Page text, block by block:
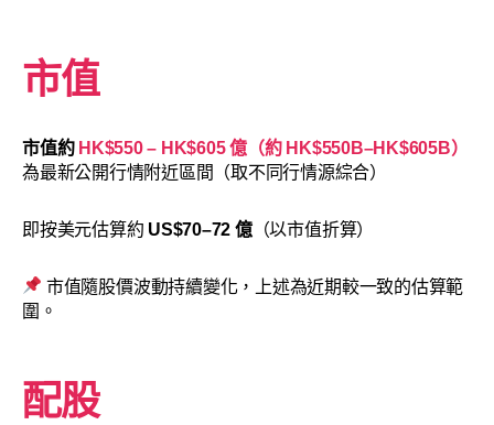
市值
市值約 HK$550 – HK$605 億（約 HK$550B–HK$605B）
為最新公開行情附近區間（取不同行情源綜合）
即按美元估算約 US$70–72 億（以市值折算）
市值隨股價波動持續變化，上述為近期較一致的估算範
圍。
配股